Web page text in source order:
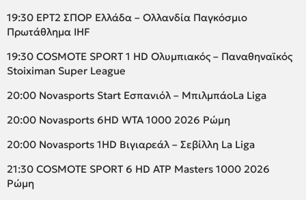
19:30 ΕΡΤ2 ΣΠΟΡ Ελλάδα – Ολλανδία Παγκόσμιο
Πρωτάθλημα IHF
19:30 COSMOTE SPORT 1 HD Ολυμπιακός – Παναθηναϊκός
Stoiximan Super League
20:00 Novasports Start Εσπανιόλ – ΜπιλμπάοLa Liga
20:00 Novasports 6HD WTA 1000 2026 Ρώμη
20:00 Novasports 1HD Βιγιαρεάλ – Σεβίλλη La Liga
21:30 COSMOTE SPORT 6 HD ATP Masters 1000 2026
Ρώμη